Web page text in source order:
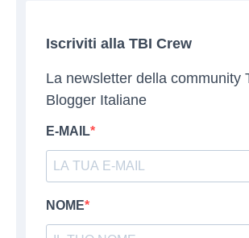
Iscriviti alla TBI Crew
La newsletter della community
Blogger Italiane
E-MAIL
NOME